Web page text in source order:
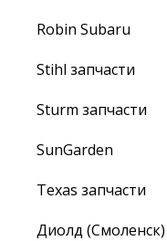
Robin Subaru
Stihl запчасти
Sturm запчасти
SunGarden
Texas запчасти
Диолд (Смоленск)